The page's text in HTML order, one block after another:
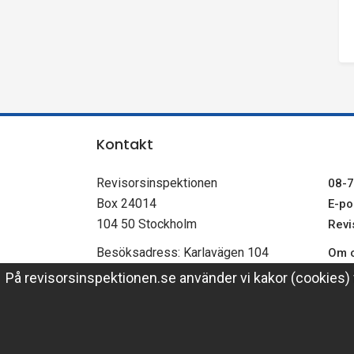
På revisorsinspektionen.se använder vi kakor
Kontakt
Revisorsinspektionen
Box 24014
104 50 Stockholm
Besöksadress: Karlavägen 104
PEPPOL-id: 0007-2021004805
08-
E-
Om
Om